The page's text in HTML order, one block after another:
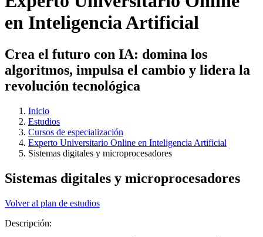
en Inteligencia Artificial
Crea el futuro con IA: domina los
algoritmos, impulsa el cambio y lidera la
revolución tecnológica
Inicio
Estudios
Cursos de especialización
Experto Universitario Online en Inteligencia Artificial
Sistemas digitales y microprocesadores
Sistemas digitales y microprocesadores
Volver al plan de estudios
Descripción: